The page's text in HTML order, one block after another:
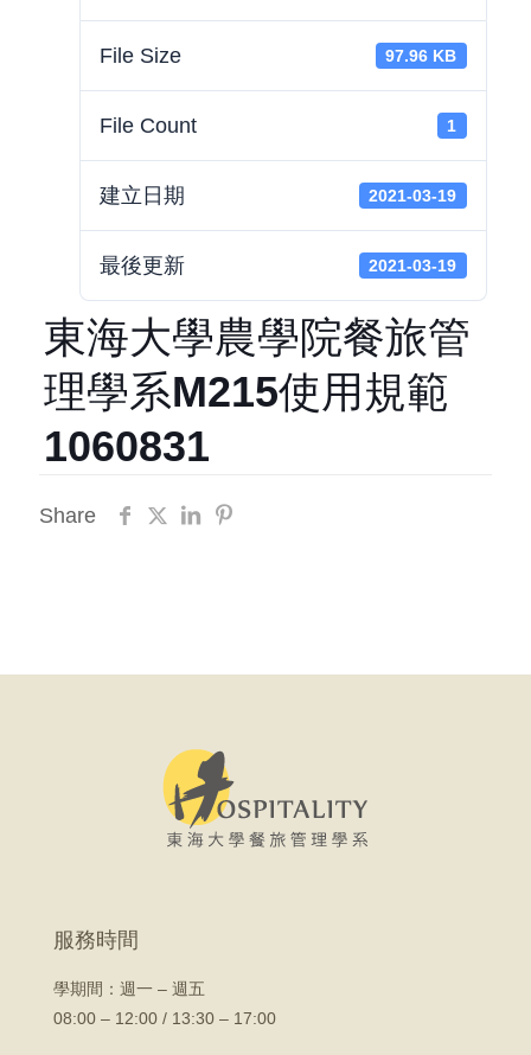
File Size 97.96 KB
File Count 1
建立日期 2021-03-19
最後更新 2021-03-19
東海大學農學院餐旅管
理學系M215使用規範
1060831
Share
服務時間
學期間： 週一 – 週五
08:00 – 12:00 / 13:30 – 17:00